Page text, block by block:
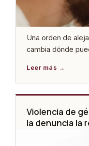
Una orden de
cambia dónde
cuándo es
levantarla.
Violencia de
la denuncia la